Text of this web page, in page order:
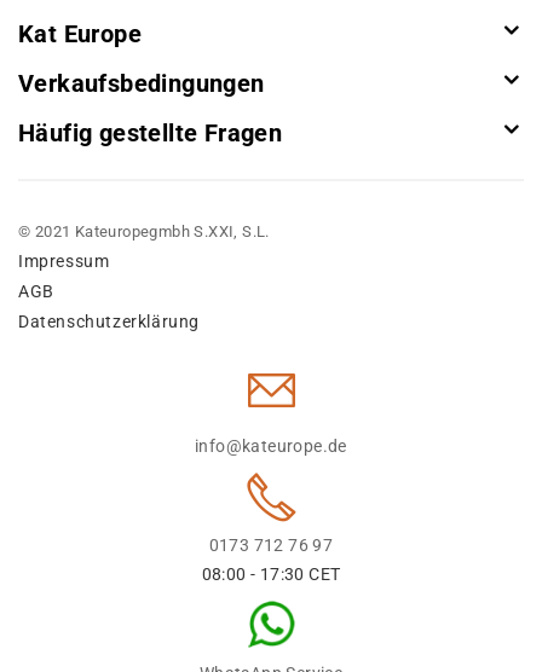
Kat Europe
Verkaufsbedingungen
Häufig gestellte Fragen
© 2021 Kateuropegmbh S.XXI, S.L.
Impressum
AGB
Datenschutzerklärung
info@kateurope.de
0173 712 76 97
08:00 - 17:30 CET